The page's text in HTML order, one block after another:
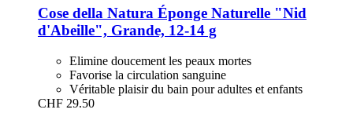
Cose della Natura Éponge Naturelle "Nid
d'Abeille", Grande, 12-​14 g
Elimine doucement les peaux mortes
Favorise la circulation sanguine
Véritable plaisir du bain pour adultes et enfants
CHF 29.50